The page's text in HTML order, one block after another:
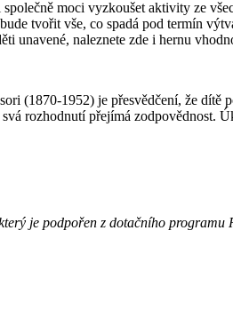
moci vyzkoušet aktivity ze
tvořit vše, co spadá pod termín
unavené, naleznete zde i hernu
(1870-1952) je přesvědčení, že
rozhodnutí přejímá
je podpořen z dotačního programu